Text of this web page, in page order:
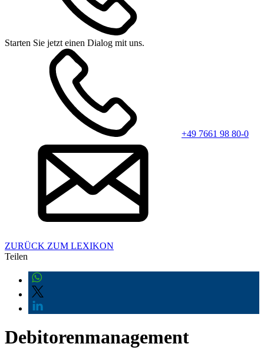
Starten Sie jetzt einen Dialog mit uns.
+49 7661 98 80-0
ZURÜCK ZUM LEXIKON
Teilen
Debitorenmanagement